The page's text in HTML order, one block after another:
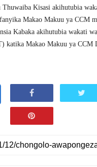
Kisasi akihutubia
Makao Makuu ya CCM
Kabaka akihutubia wakati
katika Makao Makuu ya